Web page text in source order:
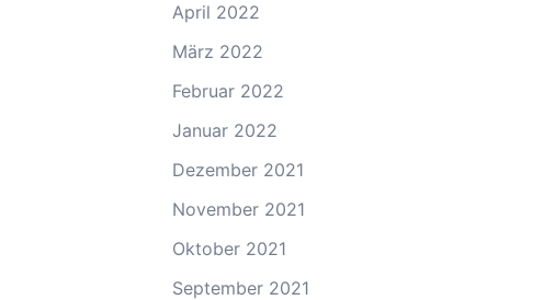
April 2022
März 2022
Februar 2022
Januar 2022
Dezember 2021
November 2021
Oktober 2021
September 2021